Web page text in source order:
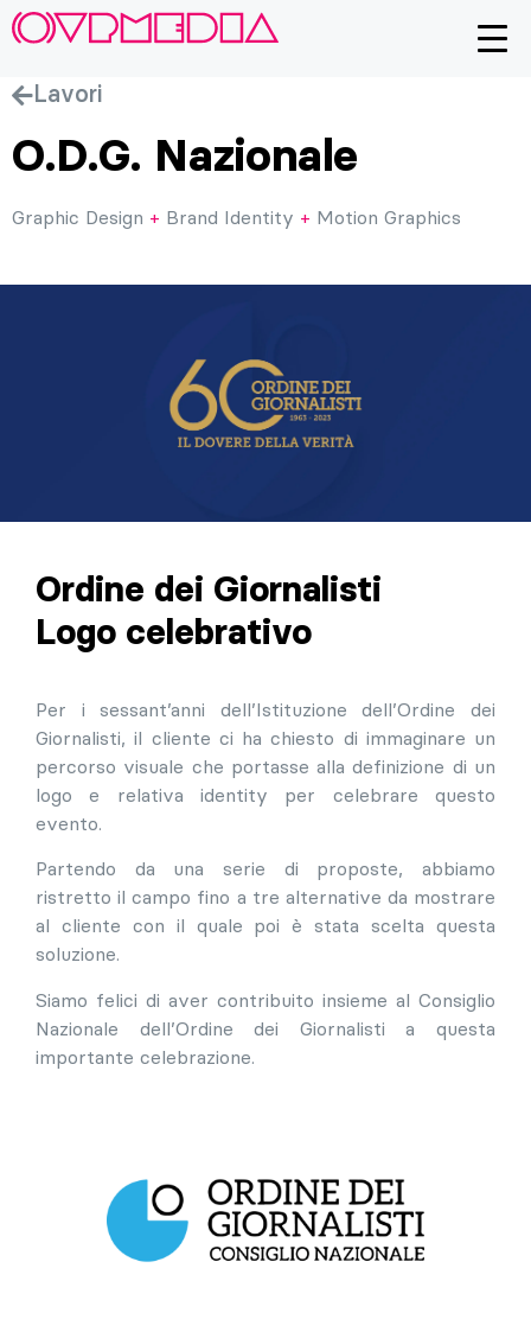
Lavori
O.D.G. Nazionale
Graphic Design + Brand Identity + Motion Graphics
Ordine dei Giornalisti
Logo celebrativo
Per i sessant’anni dell’Istituzione dell’Ordine dei
Giornalisti, il cliente ci ha chiesto di immaginare un
percorso visuale che portasse alla definizione di un
logo e relativa identity per celebrare questo
evento.
Partendo da una serie di proposte, abbiamo
ristretto il campo fino a tre alternative da mostrare
al cliente con il quale poi è stata scelta questa
soluzione.
Siamo felici di aver contribuito insieme al Consiglio
Nazionale dell’Ordine dei Giornalisti a questa
importante celebrazione.